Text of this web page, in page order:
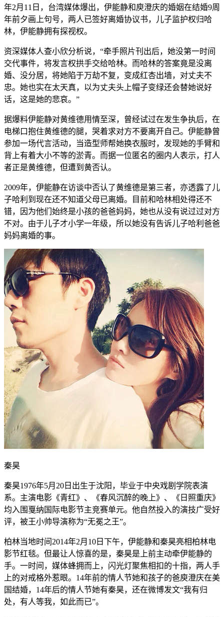
年2月11日，台湾媒体爆出，伊能静和庾澄庆的婚姻在结婚9周
年前夕画上句号，两人已签好离婚协议书，儿子监护权归哈
林，伊能静拥有探视权。
资深媒体人查小欣分析说，“牵手照片刊出后，她没第一时间
交代事件，将发言权拱手交给哈林。而哈林的答案竟是没离
婚、没分居，将她陷于万劫不复，变成红杏出墙，对丈夫不
忠。她也实在太天真，以为丈夫头上帽子变绿还会替她说好
话，这是她的悲哀。”
据爆料伊能静对黄维德用情至深，曾经试过在发生争执后，在
电梯口抱住黄维德的腿，哭着求对方不要离开自己。伊能静曾
参加一场代言活动，当造型师帮她换衣服时，发现她的手臂和
背上有着大小不等的淤青。而据一位匿名的圈内人表示，打人
者正是黄维德，但遭到黄否认。
2009年，伊能静在访谈中否认了黄维德是第三者，亦透露了儿
子哈利到现在还不知道父母已离婚。目前和哈林相处得还不
错，因为他们始终是小孩的爸爸妈妈，她也从没有说过过对方
不对。由于儿子才小学一年级，所以她没有告诉儿子哈利爸爸
妈妈离婚的事。
秦昊
秦昊1976年5月20日出生于沈阳，毕业于中央戏剧学院表演
系。主演电影《青红》、《春风沉醉的晚上》、《日照重庆》
均入围戛纳国际电影节主竞赛单元。他自然投入的演技广受好
评，被王小帅导演称为“无冕之王”。
柏林当地时间2014年2月10日下午，伊能静和秦昊亮相柏林电
影节红毯。但最让人惊喜的是，秦昊是上前主动牵伊能静的
手。一时间，媒体蜂拥而上，闪光灯聚焦相扣的十指，两人手
上的对戒格外惹眼。14年前的情人节她和孩子的爸庾澄庆在美
国结婚，14年后的情人节她有秦昊，还在微博发文“我有归
处，有人等我，如此而已”。